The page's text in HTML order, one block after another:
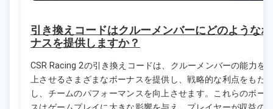
引き換えコードはクルーメンバーにどのような
ナスを提供しますか？
CSR Racing 2の引き換えコードは、クルーメンバーの能力を
上させるさまざまなボーナスを提供し、戦略的な利点をもた
し、チームのパフォーマンスを向上させます。これらのボー